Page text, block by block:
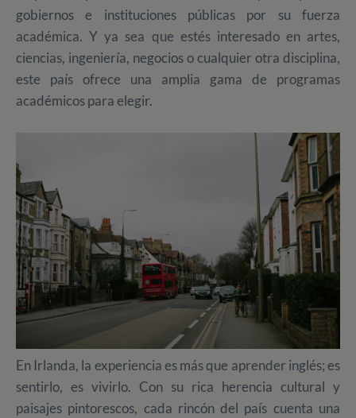
gobiernos e instituciones públicas por su fuerza
académica.Y ya sea que estés interesado en artes,
ciencias, ingeniería, negocios o cualquier otra disciplina,
este país ofrece una amplia gama de programas
académicos para elegir.
En Irlanda, la experiencia es más que aprender inglés; es
sentirlo, es vivirlo. Con su rica herencia cultural y
paisajes pintorescos, cada rincón del país cuenta una